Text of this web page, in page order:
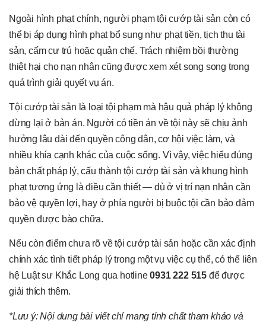
Ngoài hình phạt chính, người phạm tội cướp tài sản còn có
thể bị áp dụng hình phạt bổ sung như phạt tiền, tịch thu tài
sản, cấm cư trú hoặc quản chế. Trách nhiệm bồi thường
thiệt hại cho nạn nhân cũng được xem xét song song trong
quá trình giải quyết vụ án.
Tội cướp tài sản là loại tội phạm mà hậu quả pháp lý không
dừng lại ở bản án. Người có tiền án về tội này sẽ chịu ảnh
hưởng lâu dài đến quyền công dân, cơ hội việc làm, và
nhiều khía cạnh khác của cuộc sống. Vì vậy, việc hiểu đúng
bản chất pháp lý, cấu thành tội cướp tài sản và khung hình
phạt tương ứng là điều cần thiết — dù ở vị trí nạn nhân cần
bảo vệ quyền lợi, hay ở phía người bị buộc tội cần bảo đảm
quyền được bào chữa.
Nếu còn điểm chưa rõ về tội cướp tài sản hoặc cần xác định
chính xác tình tiết pháp lý trong một vụ việc cụ thể, có thể liên
hệ Luật sư Khắc Long qua hotline0931 222 515 để được
giải thích thêm.
*Lưu ý: Nội dung bài viết chỉ mang tính chất tham khảo và